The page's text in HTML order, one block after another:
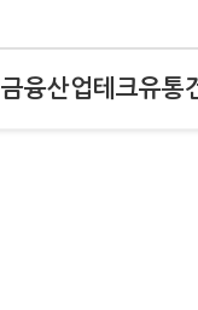
금융산업테크유통